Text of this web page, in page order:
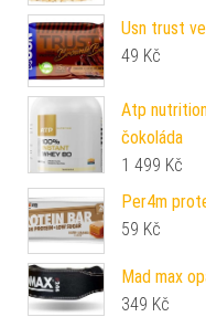
Usn trust
49 Kč
Atp
čokoláda
1 499 Kč
Per4m
59 Kč
Mad max
349 Kč